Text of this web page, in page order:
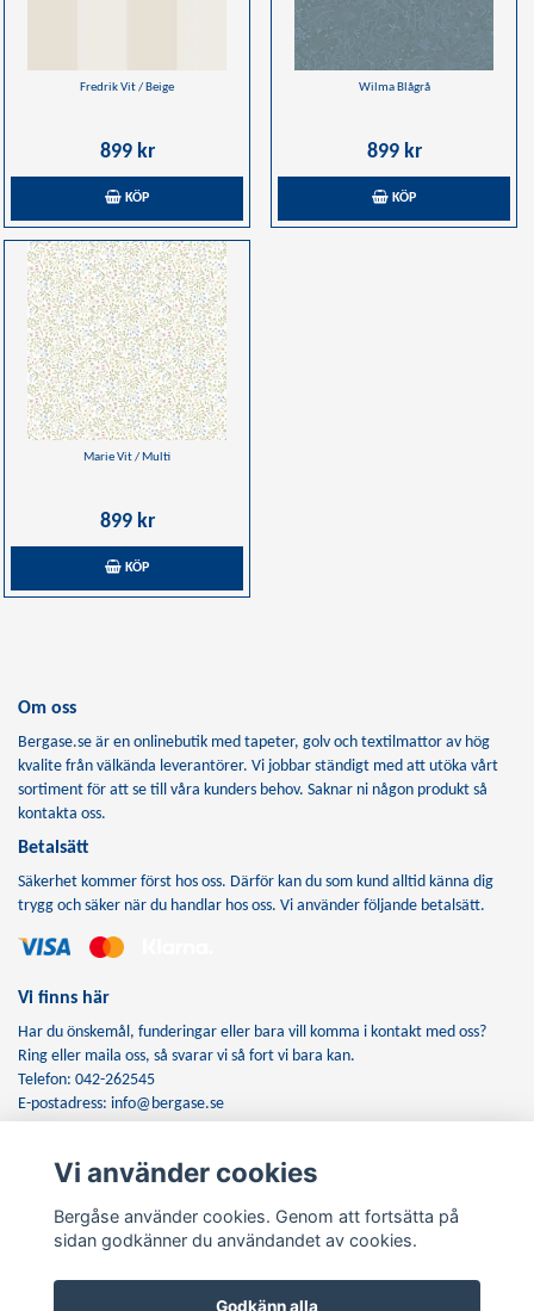
Fredrik Vit / Beige
899 kr
KÖP
Wilma Blågrå
899 kr
KÖP
Marie Vit / Multi
899 kr
KÖP
Om oss
Bergase.se är en onlinebutik med tapeter, golv och textilmattor av hög
kvalite från välkända leverantörer. Vi jobbar ständigt med att utöka vårt
sortiment för att se till våra kunders behov. Saknar ni någon produkt så
kontakta oss.
Betalsätt
Säkerhet kommer först hos oss. Därför kan du som kund alltid känna dig
trygg och säker när du handlar hos oss. Vi använder följande betalsätt.
Vi finns här
Har du önskemål, funderingar eller bara vill komma i kontakt med oss?
Ring eller maila oss, så svarar vi så fort vi bara kan.
Telefon: 042-262545
E-postadress: info@bergase.se
Anmäl dig till vårt nyhetsbrev
Prenumerera
Vi använder cookies
Bergåse använder cookies. Genom att fortsätta på
sidan godkänner du användandet av cookies.
Godkänn alla